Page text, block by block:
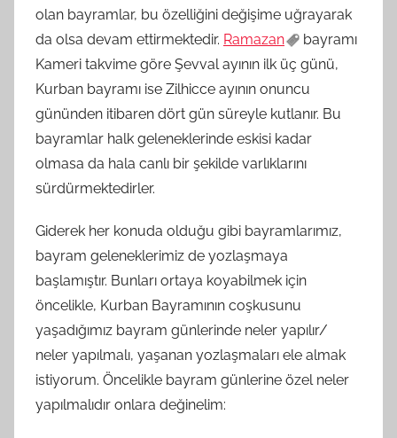
olan bayramlar, bu özelliğini değişime uğrayarak
da olsa devam ettirmektedir. Ramazan
bayramı
Kameri takvime göre Şevval ayının ilk üç günü,
Kurban bayramı ise Zilhicce ayının onuncu
gününden itibaren dört gün süreyle kutlanır. Bu
bayramlar halk geleneklerinde eskisi kadar
olmasa da hala canlı bir şekilde varlıklarını
sürdürmektedirler.
Giderek her konuda olduğu gibi bayramlarımız,
bayram geleneklerimiz de yozlaşmaya
başlamıştır. Bunları ortaya koyabilmek için
öncelikle, Kurban Bayramının coşkusunu
yaşadığımız bayram günlerinde neler yapılır/
neler yapılmalı, yaşanan yozlaşmaları ele almak
istiyorum. Öncelikle bayram günlerine özel neler
yapılmalıdır onlara değinelim: